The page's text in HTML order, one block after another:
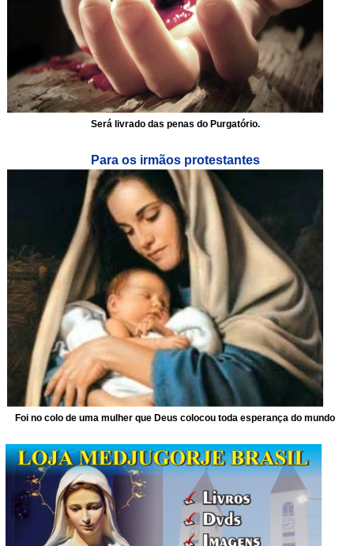
Será livrado das penas do Purgatório.
Para os irmãos protestantes
Foi no colo de uma mulher que Deus colocou toda esperança do mundo